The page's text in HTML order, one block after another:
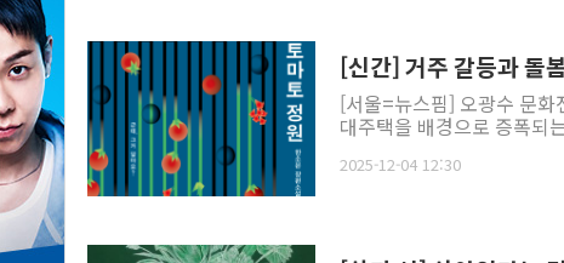
[신간] 거주 갈등과 돌
[서울=뉴스핌] 오광수 문화
대주택을 배경으로 증폭되
2025-12-04 12:30